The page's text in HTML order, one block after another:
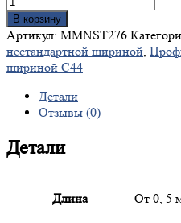
В корзину
Артикул: MMNST276
нестандартной шириной,
шириной С44
Детали
Отзывы (0)
Детали
Длина От 0, 5